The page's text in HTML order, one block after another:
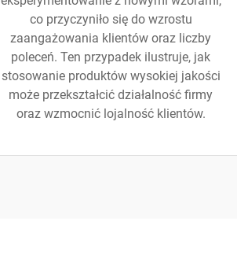
co przyczyniło się do wzrostu
zaangażowania klientów oraz liczby
poleceń. Ten przypadek ilustruje, jak
stosowanie produktów wysokiej jakości
może przekształcić działalność firmy
oraz wzmocnić lojalność klientów.